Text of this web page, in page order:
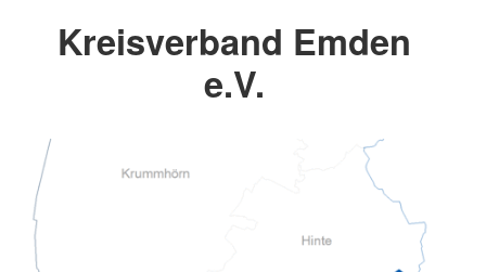
Kreisverband Emden
e.V.